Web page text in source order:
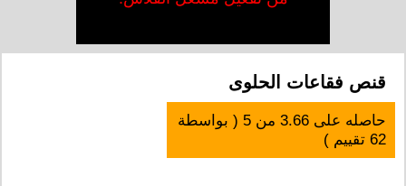
قنص فقاعات الحلوى
حاصله على3.66 من5 ( بواسطة
62 تقييم )